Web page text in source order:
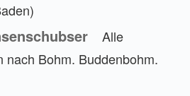
Alle
nach Bohm. Buddenbohm.